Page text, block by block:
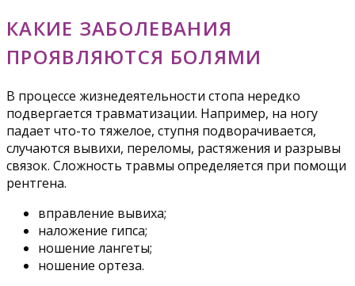
КАКИЕ ЗАБОЛЕВАНИЯ
ПРОЯВЛЯЮТСЯ БОЛЯМИ
В процессе жизнедеятельности стопа нередко
подвергается травматизации. Например, на ногу
падает что-то тяжелое, ступня подворачивается,
случаются вывихи, переломы, растяжения и разрывы
связок. Сложность травмы определяется при помощи
рентгена.
вправление вывиха;
наложение гипса;
ношение лангеты;
ношение ортеза.